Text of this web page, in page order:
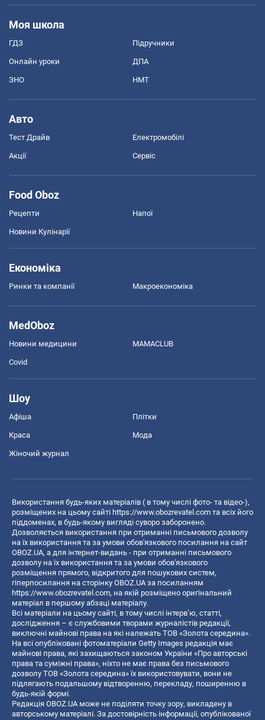
Моя школа
ГДЗ Підручники
Онлайн уроки ДПА
ЗНО НМТ
Авто
Тест Драйв Електромобілі
Акції Сервіс
Food Oboz
Рецепти Напої
Новини Кулінарії
Економіка
Ринки та компанії Макроекономіка
MedOboz
Новини медицини MAMACLUB
Covid
Шоу
Афіша Плітки
Краса Мода
Жіночий журнал
Використання будь-яких матеріалів ( в тому числі фото- та відео-),
розміщених на цьому сайті https://www.obozrevatel.com та всіх його
піддоменах, в будь-якому вигляді суворо заборонено.
Дозволяється використання при отриманні письмового дозволу
на їх використання та за умови обов'язкового посилання на сайт
OBOZ.UA, а для інтернет-видань - при отриманні письмового
дозволу на їх використання та за умови обов'язкового
розміщення прямого, відкритого для пошукових систем,
гіперпосилання на сторінку OBOZ.UA за посиланням
https://www.obozrevatel.com, на якій розміщено оригінальний
матеріал в першому абзаці матеріалу.
Всі матеріали на цьому сайті, в тому числі інтерв’ю, статті,
дослідження – є службовими творами журналістів редакції,
виключні майнові права на які належать ТОВ «Золота середина».
На всі опубліковані фотоматеріали Getty Images редакція має
майнові права, які захищаються законом України «Про авторські
права та суміжні права», ніхто не має права без письмового
дозволу ТОВ «Золота середина» їх використовувати, вони не
підлягають подальшому відтворенню, перекладу, поширенню в
будь-якій формі.
Редакція OBOZ.UA може не поділяти точку зору, викладену в
авторському матеріалі. За достовірність інформації, опублікованої